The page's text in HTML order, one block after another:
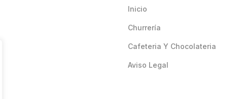
Inicio
Churrería
Cafeteria Y Chocolateria
Aviso Legal